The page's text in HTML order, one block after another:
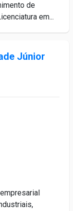
de
em...
Júnior